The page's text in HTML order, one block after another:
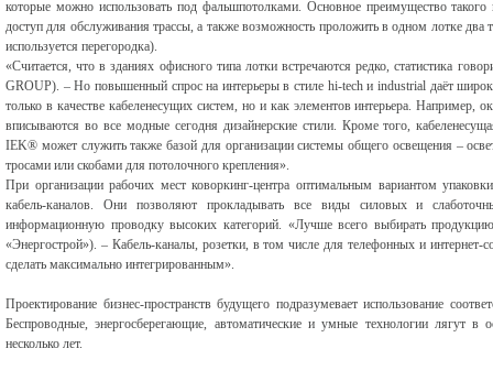
которые можно использовать под фальшпотолками. Основное преимущество такого
доступ для обслуживания трассы, а также возможность проложить в одном лотке
используется перегородка).
«Считается, что в зданиях офисного типа лотки встречаются редко, статистика
GROUP). – Но повышенный спрос на интерьеры в стиле hi-tech и industrial даёт
только в качестве кабеленесущих систем, но и как элементов интерьера. Например,
вписываются во все модные сегодня дизайнерские стили. Кроме того,
IEK® может служить также базой для организации системы общего освещения –
тросами или скобами для потолочного крепления».
При организации рабочих мест коворкинг-центра оптимальным вариантом
кабель-каналов. Они позволяют прокладывать все виды силовых и
информационную проводку высоких категорий. «Лучше всего выбирать
«Энергострой»). – Кабель-каналы, розетки, в том числе для телефонных и интернет-
сделать максимально интегрированным».
Проектирование бизнес-пространств будущего подразумевает использование
Беспроводные, энергосберегающие, автоматические и умные технологии лягут
несколько лет.